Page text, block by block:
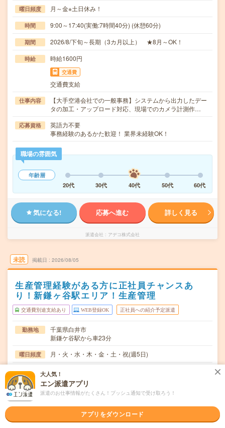
曜日頻度 月～金※土日休み！
時間 9:00～17:40(実働:7時間40分) (休憩60分)
期間 2026/8/下旬～長期（3カ月以上） ★8月～OK！
時給 時給1600円
交通費
交通費支給
仕事内容
【大手空港会社での一般事務】システムから出力したデー
タの加工・アップロード対応、現場でのカメラ計測作…
応募資格
英語力不要
事務経験のあるかた歓迎！ 業界未経験OK！
職場の雰囲気
年齢層
20代
30代 40代 50代 60代
気になる! 応募へ進む 詳しく見る
派遣会社 アデコ株式会社
未読 掲載日 2026/08/05
生産管理経験がある方に正社員チャンスあ
り！新鎌ヶ谷駅エリア！生産管理
交通費別途支給あり WEB登録OK 正社員への紹介予定派遣
勤務地
千葉県白井市
新鎌ケ谷駅から車23分
曜日頻度 月・火・水・木・金・土・祝(週5日)
時間 09:00～18:00(実働8時間 休憩1時間)
期間 【急募】即日～長期 ※即日～！
大人気！
エン派遣アプリ
派遣のお仕事情報がたくさん！プッシュ通知で受け取ろう！
アプリをダウンロード